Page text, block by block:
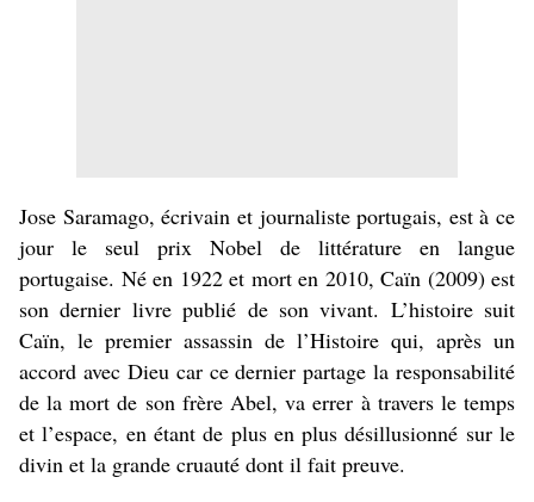
Jose Saramago, écrivain et journaliste portugais, est à ce
jour le seul prix Nobel de littérature en langue
portugaise. Né en 1922 et mort en 2010, Caïn (2009) est
son dernier livre publié de son vivant. L’histoire suit
Caïn, le premier assassin de l’Histoire qui, après un
accord avec Dieu car ce dernier partage la responsabilité
de la mort de son frère Abel, va errer à travers le temps
et l’espace, en étant de plus en plus désillusionné sur le
divin et la grande cruauté dont il fait preuve.